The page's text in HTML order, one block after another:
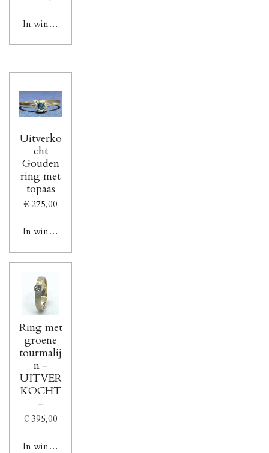
In winkelwagen
Uitverko
cht
Gouden
ring met
topaas
€ 275,00
In winkelwagen
Ring met
groene
tourmalij
n -
UITVER
KOCHT
-
€ 395,00
In winkelwagen